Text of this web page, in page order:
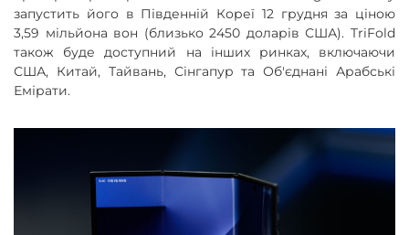
запустить його в Південній Кореї 12 грудня за ціною
3,59 мільйона вон (близько 2450 доларів США). TriFold
також буде доступний на інших ринках, включаючи
США, Китай, Тайвань, Сінгапур та Об'єднані Арабські
Емірати.